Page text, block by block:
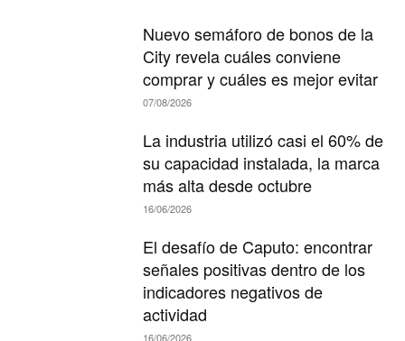
Nuevo semáforo de bonos de la
City revela cuáles conviene
comprar y cuáles es mejor evitar
07/08/2026
La industria utilizó casi el 60% de
su capacidad instalada, la marca
más alta desde octubre
16/06/2026
El desafío de Caputo: encontrar
señales positivas dentro de los
indicadores negativos de
actividad
16/06/2026